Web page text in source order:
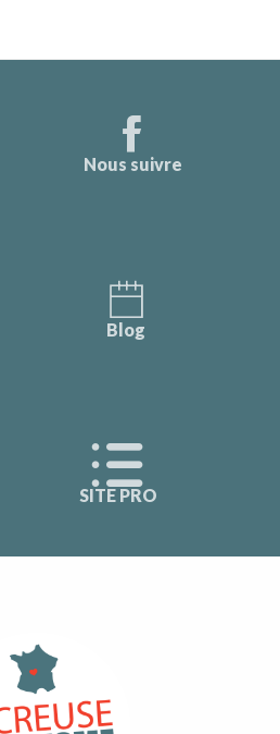
Nous suivre
Blog
SITE PRO